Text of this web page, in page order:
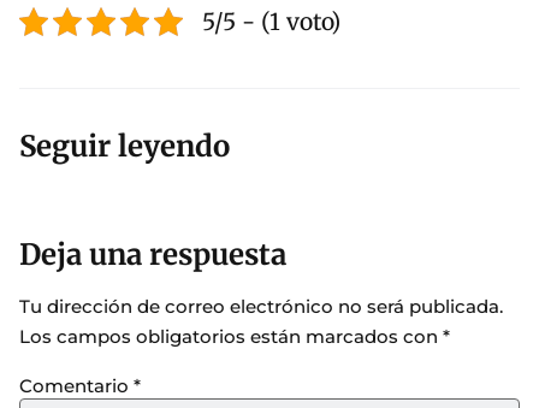
5/5 - (1 voto)
Seguir leyendo
Deja una respuesta
Tu dirección de correo electrónico no será publicada.
Los campos obligatorios están marcados con *
Comentario *